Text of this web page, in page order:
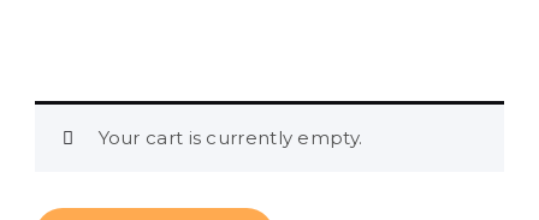
Your cart is currently empty.